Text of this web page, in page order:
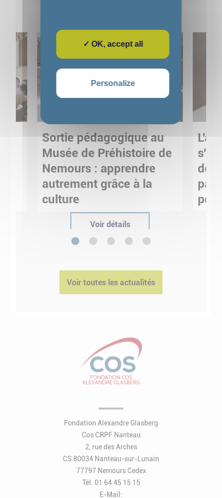
Sortie pédagogique au
Musée de Préhistoire de
Nemours : apprendre
autrement grâce à la
culture
Voir détails
de
Voir toutes les actualités
Fondation Alexandre Glasberg
Cos CRPF Nanteau
2, rue des Arches
CS 80034 Nanteau-sur-Lunain
77797 Nemours Cedex
Tél. 01 64 45 15 15
E-Mail:
✓ OK, accept all
Personalize